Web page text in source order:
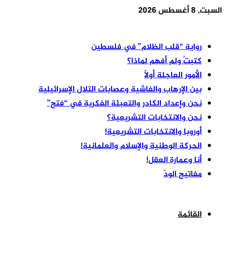
السبت, 8 أغسطس 2026
رواية “قلب الظلام” في فلسطين
كتبتُ ولم أفهم لماذا؟
الأمور العاجلة أولًا
بين الإرهاب والفاشية وعصابات التلال الإسرائيلية
نحن وإعداد الكادر والتعبئة الفكرية في “فتح”
نحن والانتخابات التشريعية؟
أوروبا والانتخابات التشريعية!
الحركة الوطنية والإسلام والعلمانية!
أنا وعمارة العقل!
مفاتيح الودّ
القائمة